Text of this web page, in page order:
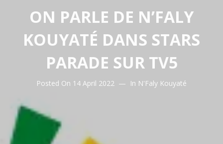
ON PARLE DE N’FALY
KOUYATÉ DANS STARS
PARADE SUR TV5
Posted On 14 April 2022 In N'Faly Kouyaté